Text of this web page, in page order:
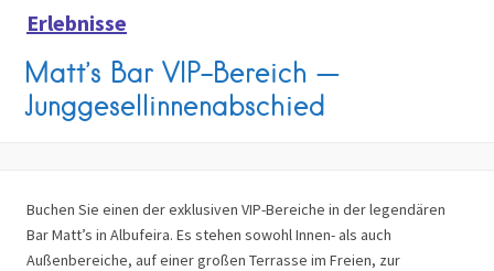
Erlebnisse
Matt’s Bar VIP-Bereich —
Junggesellinnenabschied
Buchen Sie einen der exklusiven VIP-Bereiche in der legendären
Bar Matt’s in Albufeira. Es stehen sowohl Innen- als auch
Außenbereiche, auf einer großen Terrasse im Freien, zur